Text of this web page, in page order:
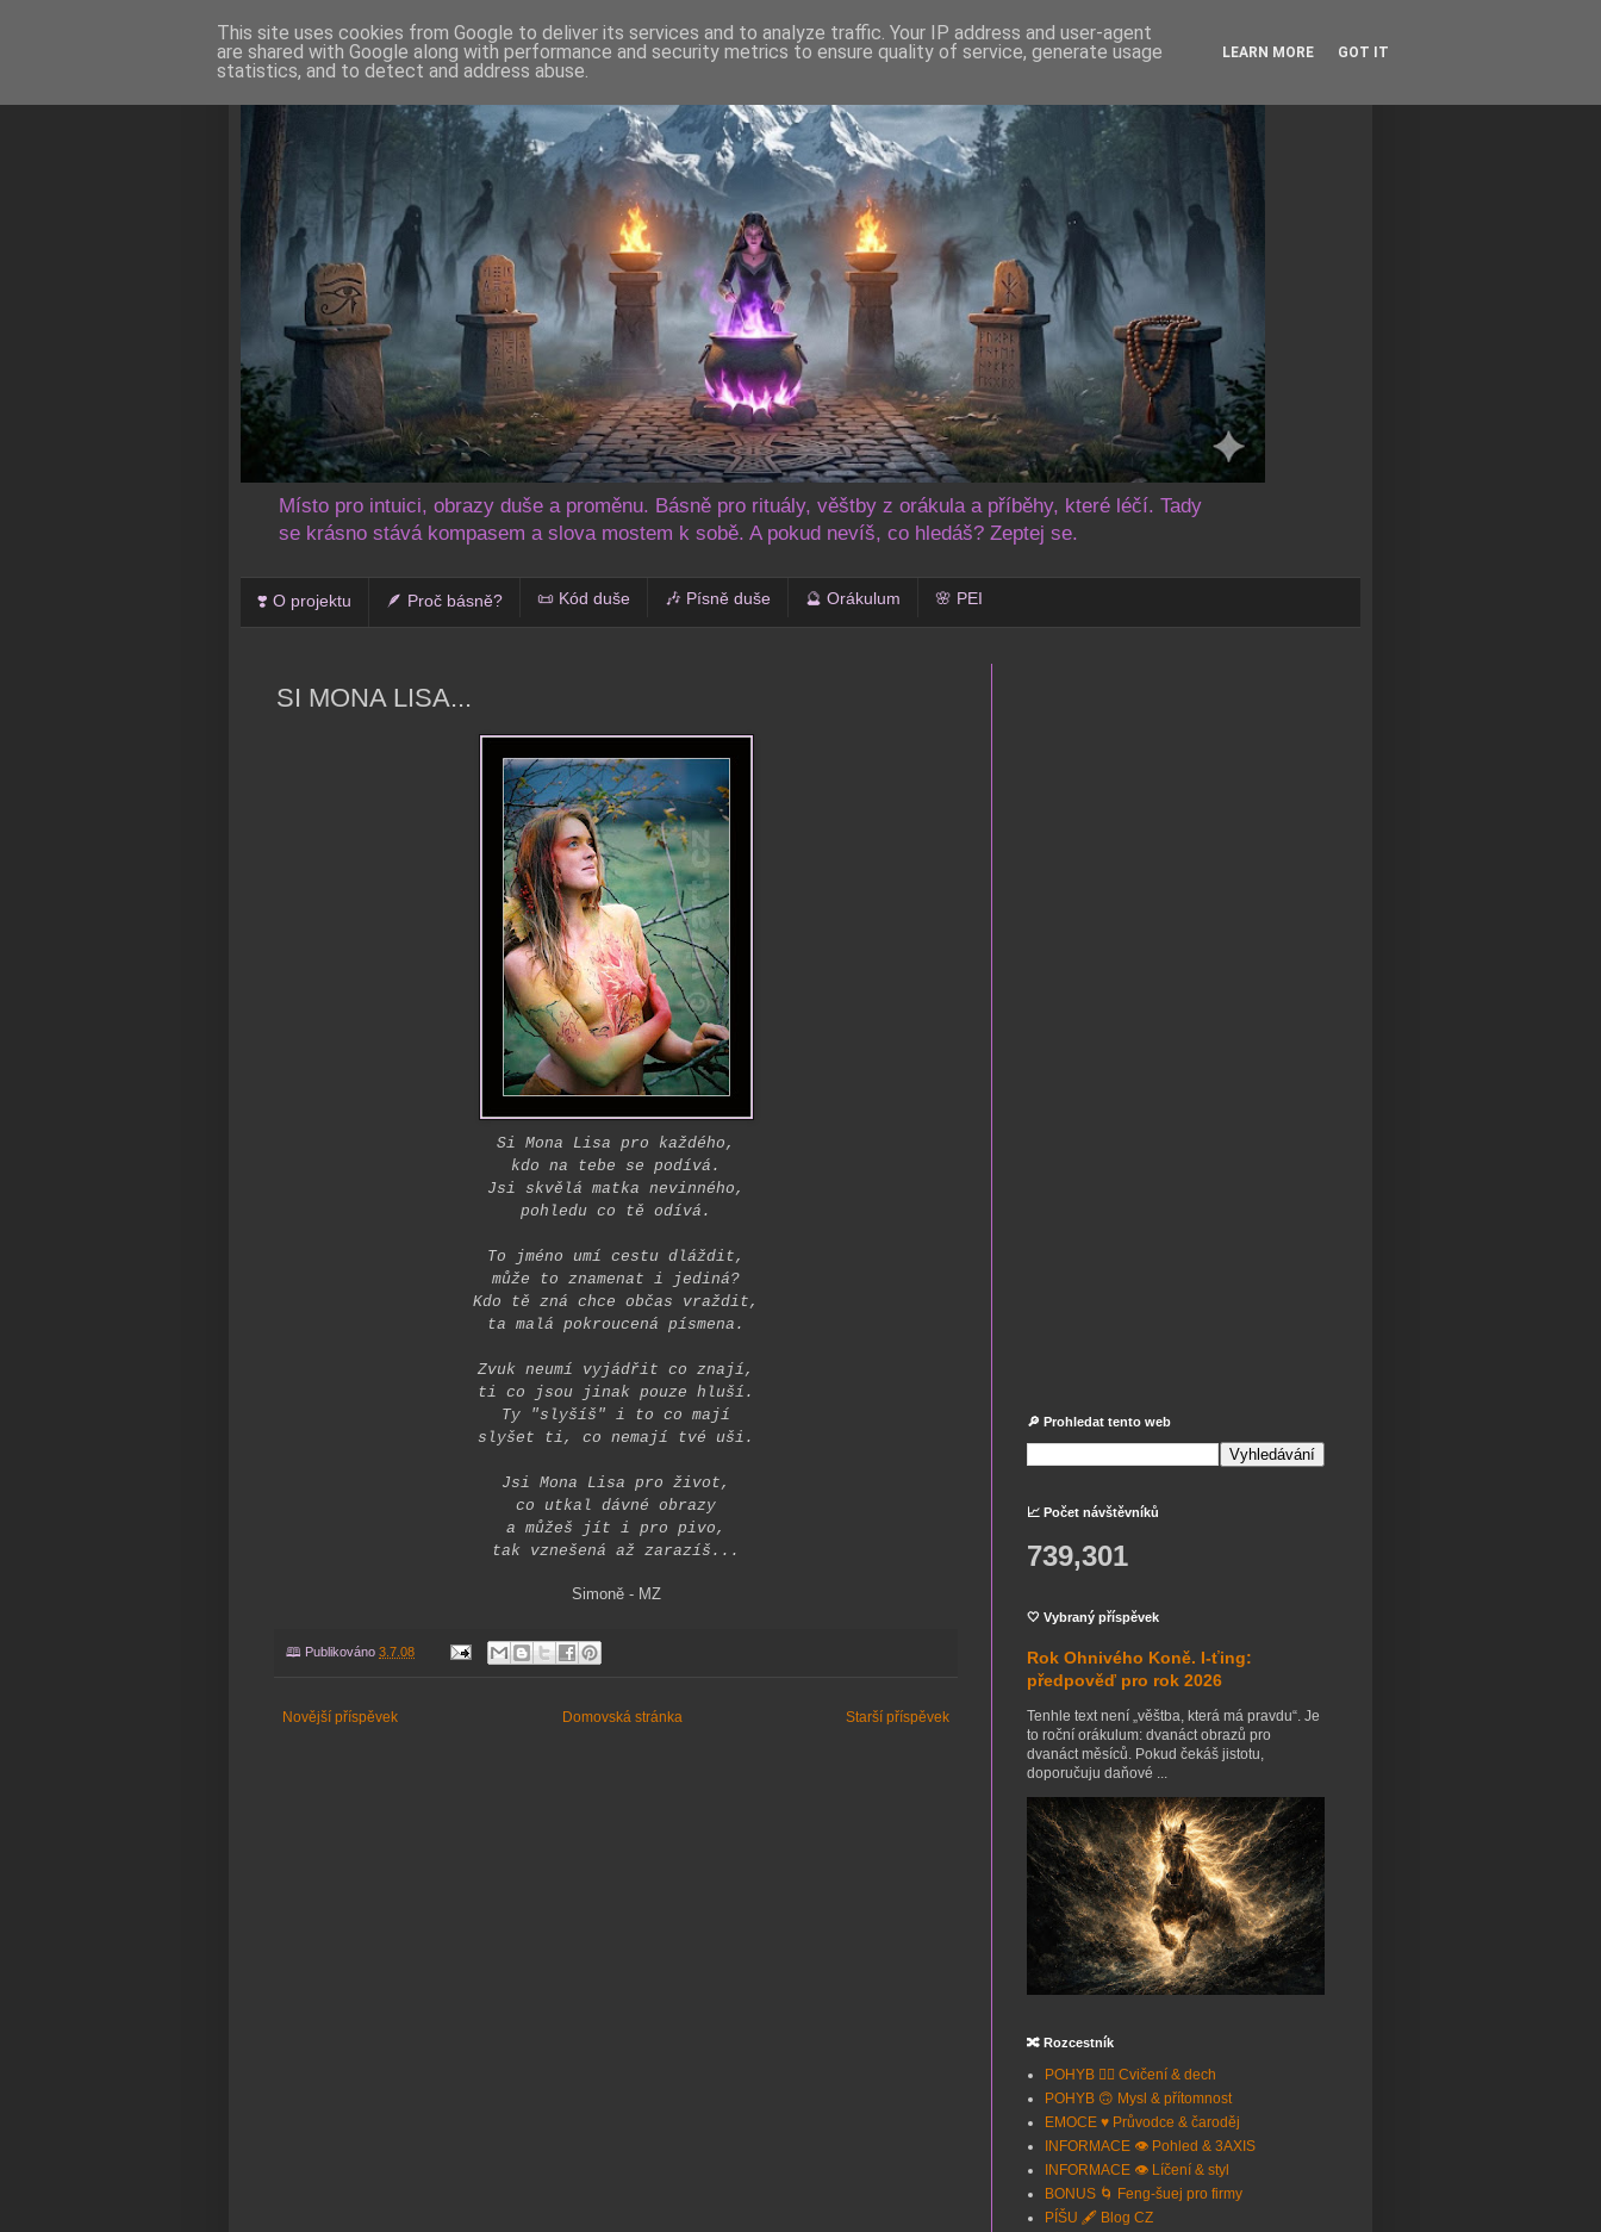
Místo pro intuici, obrazy duše a proměnu. Básně pro rituály, věštby z orákula a příběhy, které léčí. Tady
se krásno stává kompasem a slova mostem k sobě. A pokud nevíš, co hledáš? Zeptej se.
❣️ O projektu 🪶 Proč básně? 📜 Kód duše 🎶 Písně duše 🔮 Orákulum 🌸 PEI
SI MONA LISA...
Si Mona Lisa pro každého,
kdo na tebe se podívá.
Jsi skvělá matka nevinného,
pohledu co tě odívá.
To jméno umí cestu dláždit,
může to znamenat i jediná?
Kdo tě zná chce občas vraždit,
ta malá pokroucená písmena.
Zvuk neumí vyjádřit co znají,
ti co jsou jinak pouze hluší.
Ty "slyšíš" i to co mají
slyšet ti, co nemají tvé uši.
Jsi Mona Lisa pro život,
co utkal dávné obrazy
a můžeš jít i pro pivo,
tak vznešená až zarazíš...
Simoně - MZ
🕮 Publikováno 3.7.08
Novější příspěvek Starší příspěvek
Domovská stránka
🔎 Prohledat tento web
📈 Počet návštěvníků
739,301
🤍 Vybraný příspěvek
Rok Ohnivého Koně. I-ťing:
předpověď pro rok 2026
Tenhle text není „věštba, která má pravdu“. Je
to roční orákulum: dvanáct obrazů pro
dvanáct měsíců. Pokud čekáš jistotu,
doporučuju daňové ...
🔀 Rozcestník
POHYB 🧘‍♂️ Cvičení & dech
POHYB 🙃 Mysl & přítomnost
EMOCE ♥️ Průvodce & čaroděj
INFORMACE 👁️ Pohled & 3AXIS
INFORMACE 👁️ Líčení & styl
BONUS 🌀 Feng-šuej pro firmy
PÍŠU 🖋️ Blog CZ
This site uses cookies from Google to deliver its services and to analyze traffic. Your IP address and user-agent
are shared with Google along with performance and security metrics to ensure quality of service, generate usage
statistics, and to detect and address abuse.
LEARN MORE GOT IT